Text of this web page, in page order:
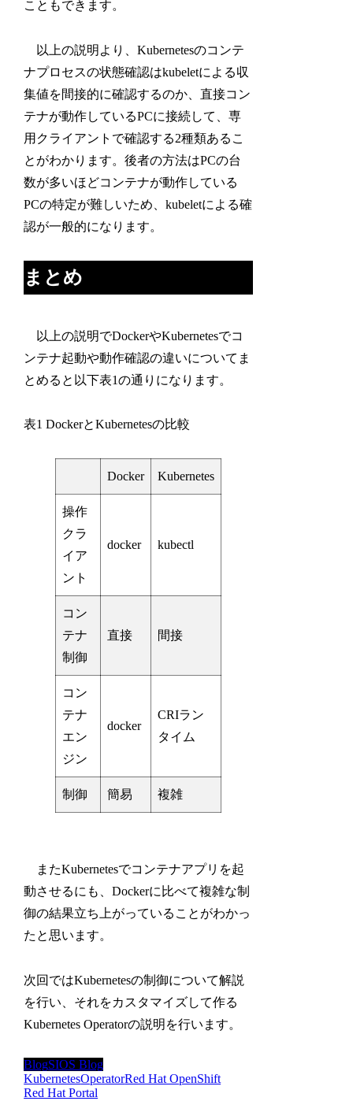
こともできます。
以上の説明より、Kubernetesのコンテ
ナプロセスの状態確認はkubeletによる収
集値を間接的に確認するのか、直接コン
テナが動作しているPCに接続して、専
用クライアントで確認する2種類あるこ
とがわかります。後者の方法はPCの台
数が多いほどコンテナが動作している
PCの特定が難しいため、kubeletによる確
認が一般的になります。
まとめ
以上の説明でDockerやKubernetesでコ
ンテナ起動や動作確認の違いについてま
とめると以下表1の通りになります。
表1 DockerとKubernetesの比較
Docker Kubernetes
操作
クラ
イア
ント
docker kubectl
コン
テナ
制御
直接 間接
コン
テナ
エン
ジン
docker
CRIラン
タイム
制御 簡易 複雑
またKubernetesでコンテナアプリを起
動させるにも、Dockerに比べて複雑な制
御の結果立ち上がっていることがわかっ
たと思います。
次回ではKubernetesの制御について解説
を行い、それをカスタマイズして作る
Kubernetes Operatorの説明を行います。
BlogSIOS Blog
KubernetesOperatorRed Hat OpenShift
Red Hat Portal